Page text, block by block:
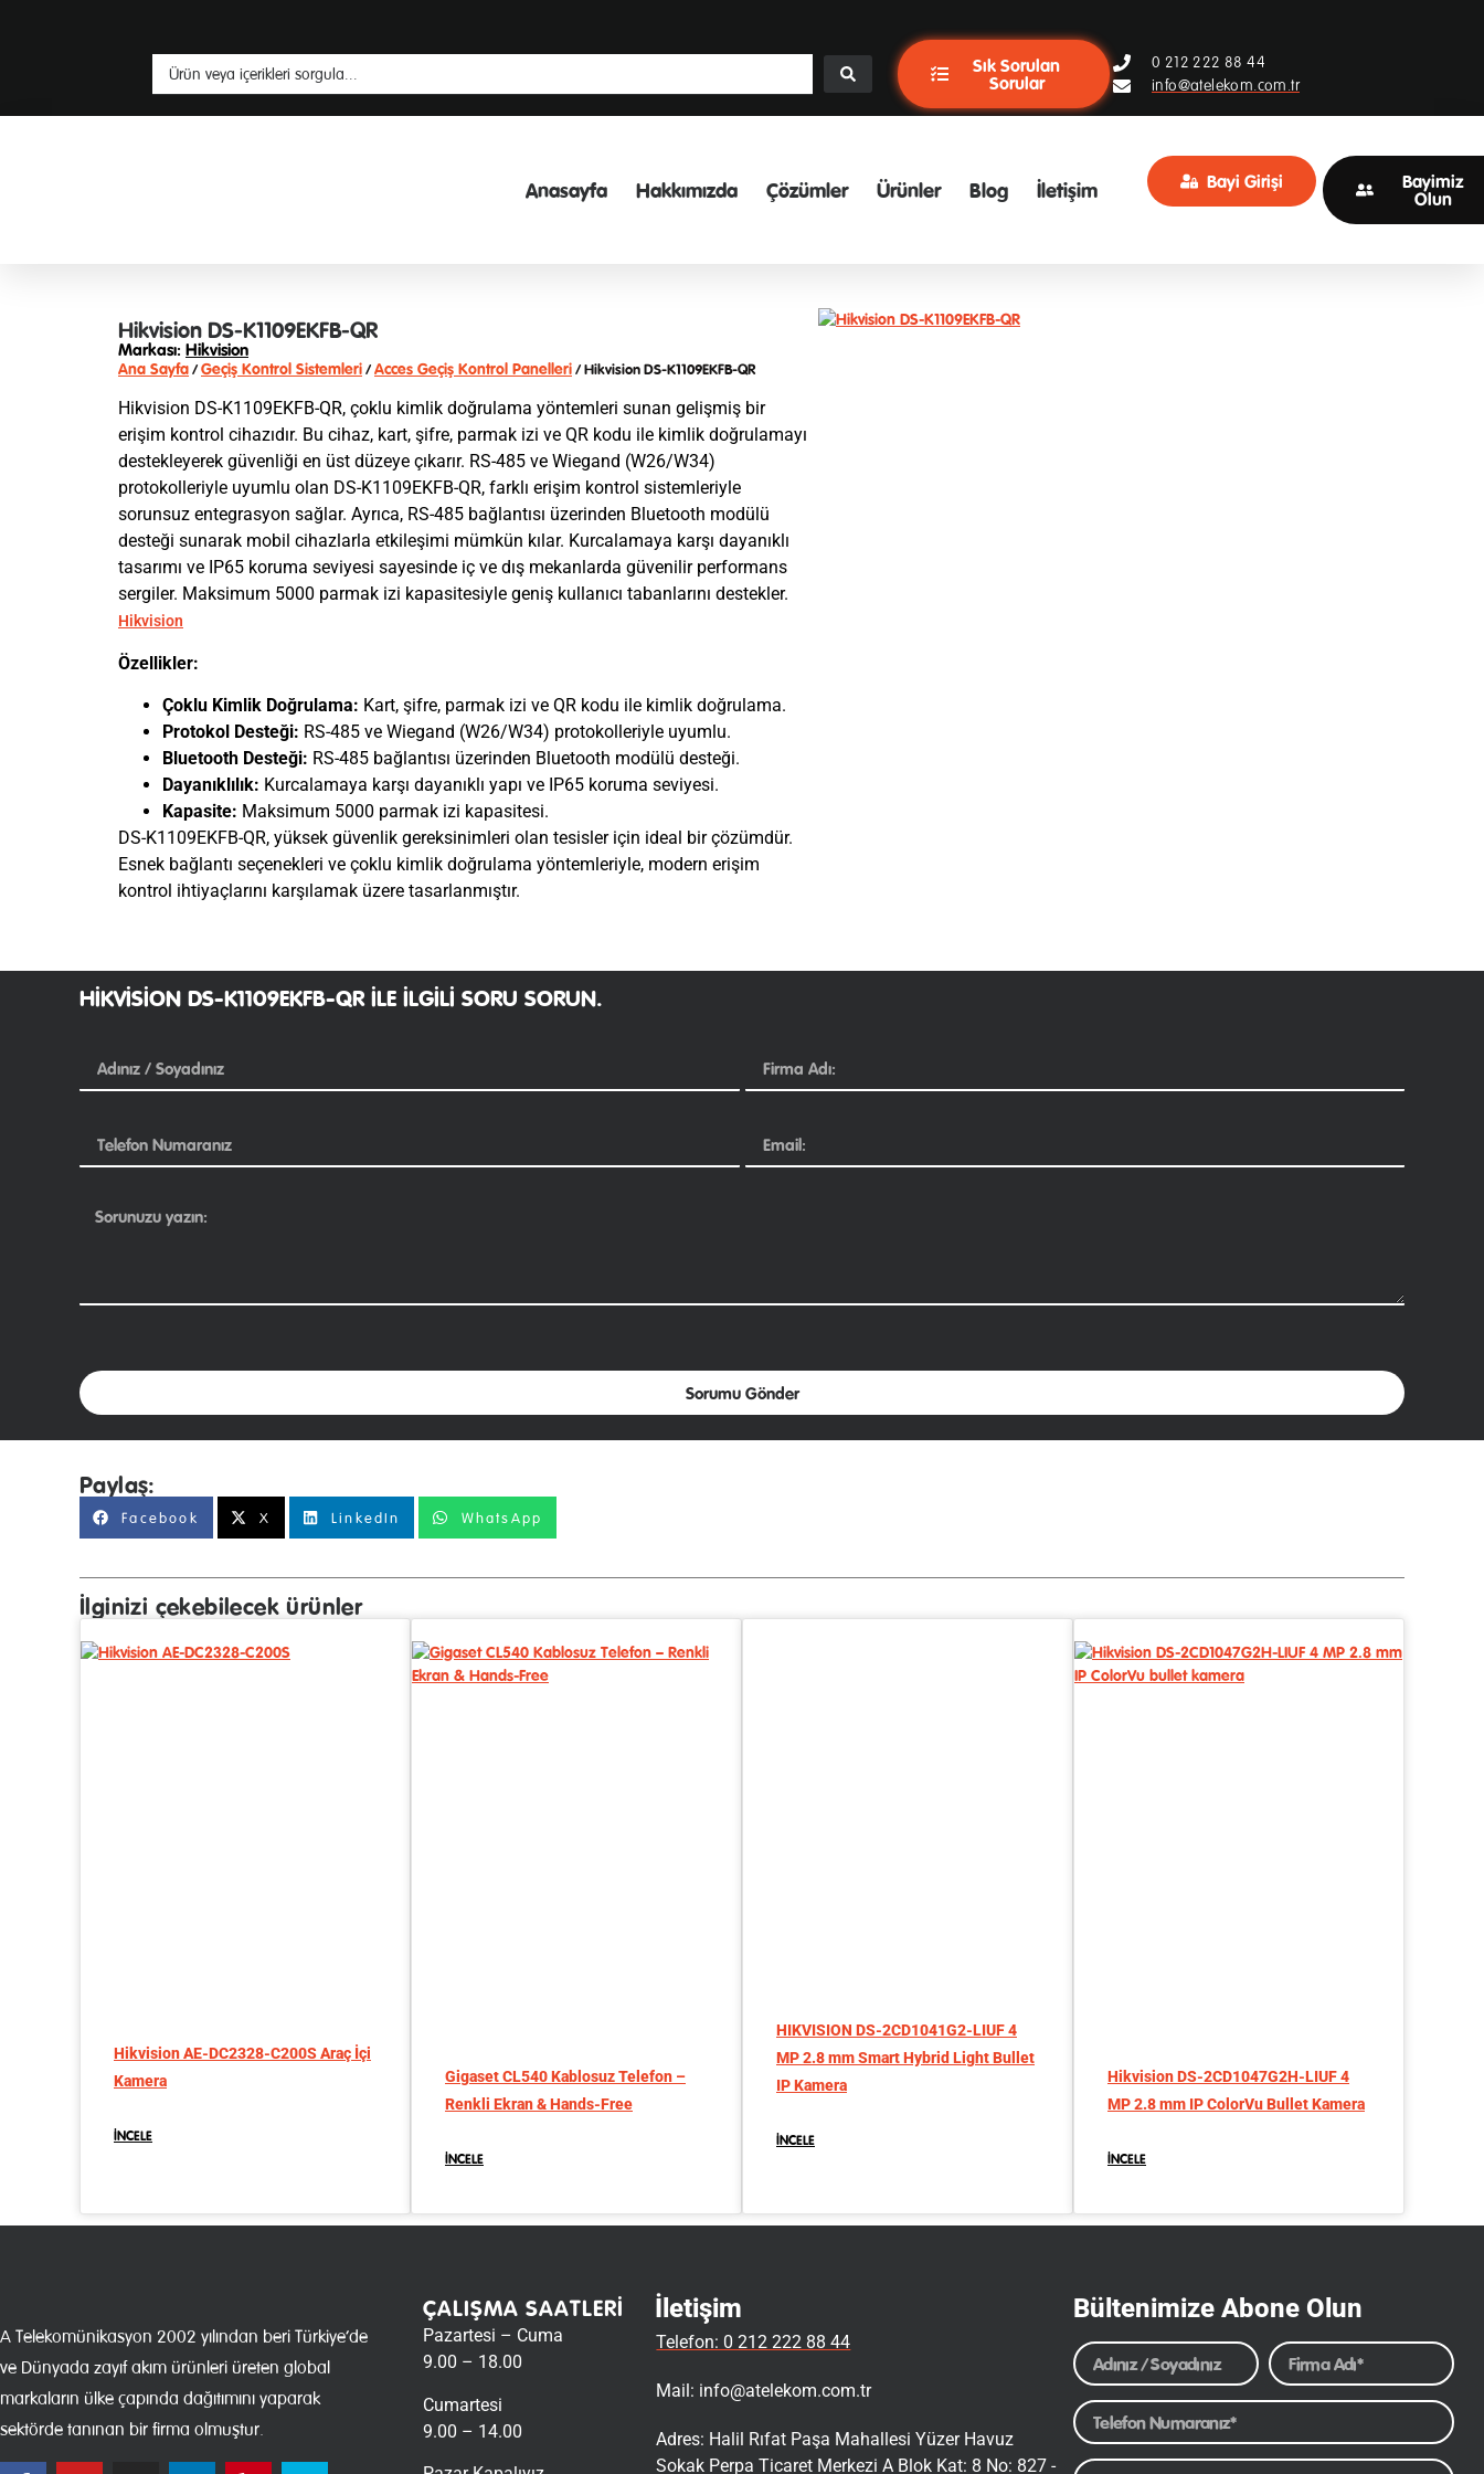
Sık Sorulan
Sorular
0 212 222 88 44
info@atelekom.com.tr
Anasayfa Hakkımızda Çözümler Ürünler Blog İletişim Bayi Girişi
Bayimiz
Olun
Hikvision DS-K1109EKFB-QR
Markası: Hikvision
Ana Sayfa/Geçiş Kontrol Sistemleri/Acces Geçiş Kontrol Panelleri/ Hikvision DS-K1109EKFB-QR
Hikvision DS-K1109EKFB-QR, çoklu kimlik doğrulama yöntemleri sunan gelişmiş bir
erişim kontrol cihazıdır. Bu cihaz, kart, şifre, parmak izi ve QR kodu ile kimlik doğrulamayı
destekleyerek güvenliği en üst düzeye çıkarır. RS-485 ve Wiegand (W26/W34)
protokolleriyle uyumlu olan DS-K1109EKFB-QR, farklı erişim kontrol sistemleriyle
sorunsuz entegrasyon sağlar. Ayrıca, RS-485 bağlantısı üzerinden Bluetooth modülü
desteği sunarak mobil cihazlarla etkileşimi mümkün kılar. Kurcalamaya karşı dayanıklı
tasarımı ve IP65 koruma seviyesi sayesinde iç ve dış mekanlarda güvenilir performans
sergiler. Maksimum 5000 parmak izi kapasitesiyle geniş kullanıcı tabanlarını destekler.
Hikvision
Özellikler:
Çoklu Kimlik Doğrulama: Kart, şifre, parmak izi ve QR kodu ile kimlik doğrulama.
Protokol Desteği: RS-485 ve Wiegand (W26/W34) protokolleriyle uyumlu.
Bluetooth Desteği: RS-485 bağlantısı üzerinden Bluetooth modülü desteği.
Dayanıklılık: Kurcalamaya karşı dayanıklı yapı ve IP65 koruma seviyesi.
Kapasite: Maksimum 5000 parmak izi kapasitesi.
DS-K1109EKFB-QR, yüksek güvenlik gereksinimleri olan tesisler için ideal bir çözümdür.
Esnek bağlantı seçenekleri ve çoklu kimlik doğrulama yöntemleriyle, modern erişim
kontrol ihtiyaçlarını karşılamak üzere tasarlanmıştır.
HIKVISION DS-K1109EKFB-QR ILE ILGILI SORU SORUN.
Sorumu Gönder
Paylaş:
Facebook X LinkedIn WhatsApp
İlginizi çekebilecek ürünler
Hikvision AE-DC2328-C200S Araç İçi
Kamera
İNCELE
Gigaset CL540 Kablosuz Telefon –
Renkli Ekran & Hands-Free
İNCELE
HIKVISION DS-2CD1041G2-LIUF 4
MP 2.8 mm Smart Hybrid Light Bullet
IP Kamera
İNCELE
Hikvision DS-2CD1047G2H-LIUF 4
MP 2.8 mm IP ColorVu Bullet Kamera
İNCELE
A Telekomünikasyon 2002 yılından beri Türkiye’de
ve Dünyada zayıf akım ürünleri üreten global
markaların ülke çapında dağıtımını yaparak
sektörde tanınan bir firma olmuştur.
ÇALIŞMA SAATLERI
Pazartesi – Cuma
9.00 – 18.00
Cumartesi
9.00 – 14.00
İletişim
Telefon: 0 212 222 88 44
Mail: info@atelekom.com.tr
Adres: Halil Rıfat Paşa Mahallesi Yüzer Havuz
Sokak Perpa Ticaret Merkezi A Blok Kat: 8 No: 827 -
Bültenimize Abone Olun